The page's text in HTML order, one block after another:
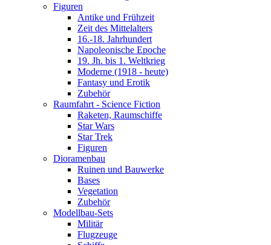
Figuren
Antike und Frühzeit
Zeit des Mittelalters
16.-18. Jahrhundert
Napoleonische Epoche
19. Jh. bis 1. Weltkrieg
Moderne (1918 - heute)
Fantasy und Erotik
Zubehör
Raumfahrt - Science Fiction
Raketen, Raumschiffe
Star Wars
Star Trek
Figuren
Dioramenbau
Ruinen und Bauwerke
Bases
Vegetation
Zubehör
Modellbau-Sets
Militär
Flugzeuge